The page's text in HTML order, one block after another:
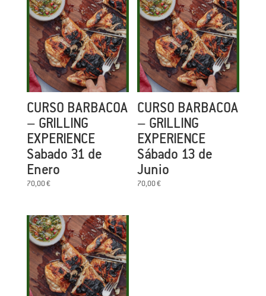
CURSO BARBACOA
– GRILLING
EXPERIENCE
Sabado 31 de
Enero
70,00€
CURSO BARBACOA
– GRILLING
EXPERIENCE
Sábado 13 de
Junio
70,00€